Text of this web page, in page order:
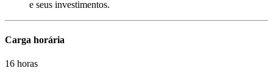
e seus investimentos.
Carga horária
16 horas